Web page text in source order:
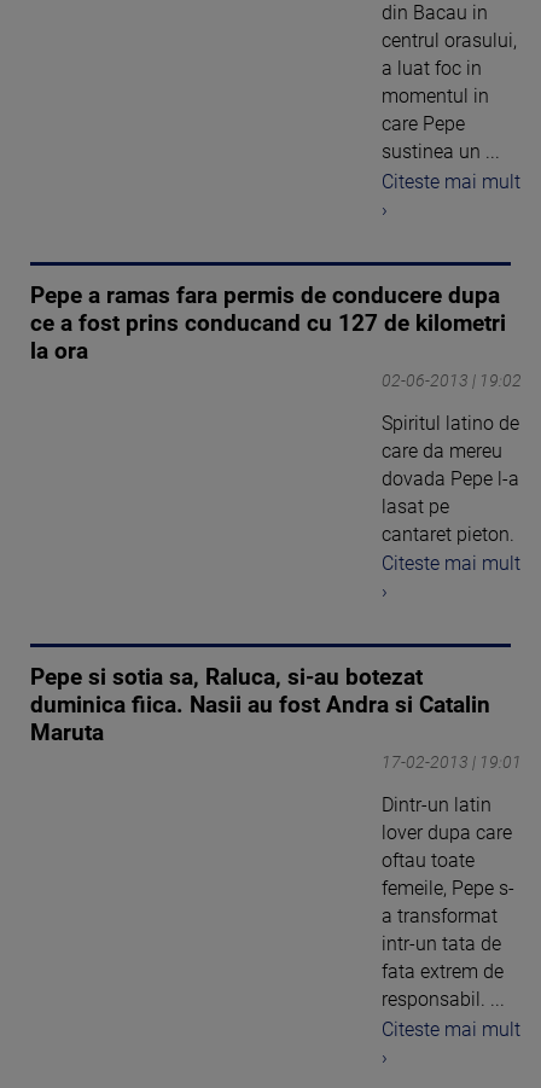
din Bacau in
centrul orasului,
a luat foc in
momentul in
care Pepe
sustinea un ...
Citeste mai mult
›
Pepe a ramas fara permis de conducere dupa
ce a fost prins conducand cu 127 de kilometri
la ora
02-06-2013 | 19:02
Spiritul latino de
care da mereu
dovada Pepe l-a
lasat pe
cantaret pieton.
Citeste mai mult
›
Pepe si sotia sa, Raluca, si-au botezat
duminica fiica. Nasii au fost Andra si Catalin
Maruta
17-02-2013 | 19:01
Dintr-un latin
lover dupa care
oftau toate
femeile, Pepe s-
a transformat
intr-un tata de
fata extrem de
responsabil. ...
Citeste mai mult
›